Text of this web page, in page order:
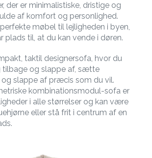
der er minimalistiske, dristige og
af komfort og personlighed.
møbel til lejligheden i byen,
plads til, at du kan vende i døren.
taktil designersofa, hvor du
tilbage og slappe af, sætte
slappe af præcis som du vil.
kombinationsmodul-sofa er
i alle størrelser og kan være
eller stå frit i centrum af en